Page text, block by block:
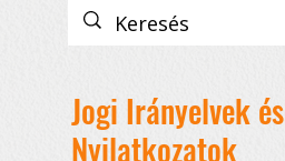
Jogi Irányelvek és
Nyilatkozatok